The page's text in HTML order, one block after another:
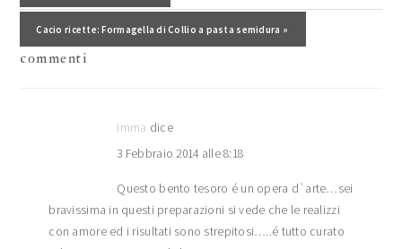
Post successivo:
Cacio ricette: Formagella di Collio a pasta semidura »
lettore
commenti
imma dice
3 Febbraio 2014 alle 8:18
Questo bento tesoro é un opera d`arte…sei
bravissima in questi preparazioni si vede che le realizzi
con amore ed i risultati sono strepitosi…..é tutto curato